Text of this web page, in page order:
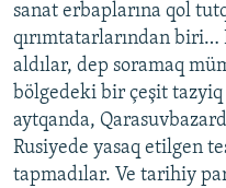
sanat erbaplarına qol
qırımtatarlarından biri…
aldılar, dep soramaq
bölgedeki bir çeşit tazyiq
aytqanda,
Rusiyede yasaq etilgen
tapmadılar. Ve tarihiy